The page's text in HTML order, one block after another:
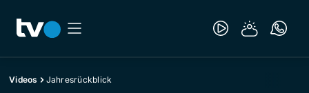
Videos Jahresrückblick